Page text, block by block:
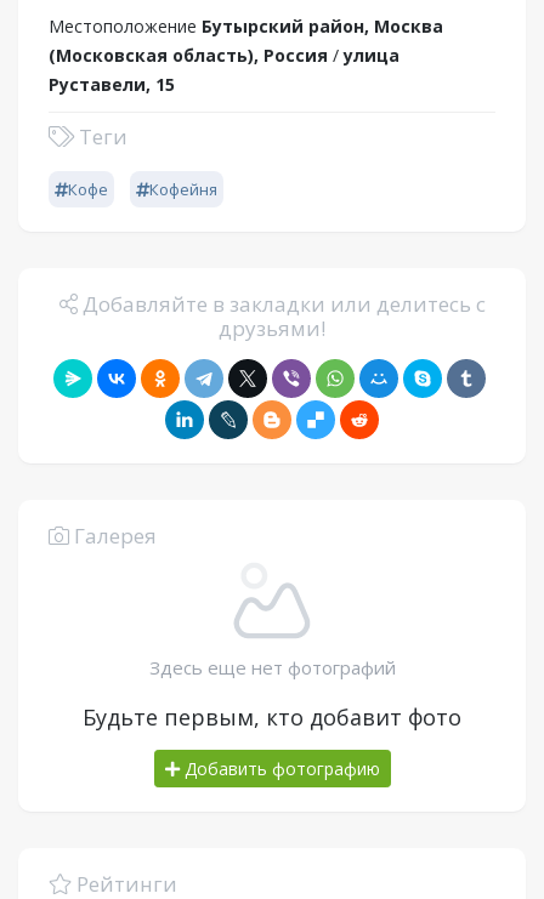
Местоположение Бутырский район, Москва
(Московская область), Россия /улица
Руставели, 15
Теги
Кофе Кофейня
Добавляйте в закладки или делитесь с
друзьями!
Галерея
Здесь еще нет фотографий
Будьте первым, кто добавит фото
Добавить фотографию
Рейтинги